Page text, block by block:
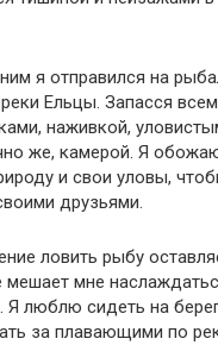
я отправился на
Ельцы. Запасся всем
наживкой,
же, камерой. Я
и свои уловы,
друзьями.
ловить рыбу
мешает мне
люблю сидеть на
за плавающими по